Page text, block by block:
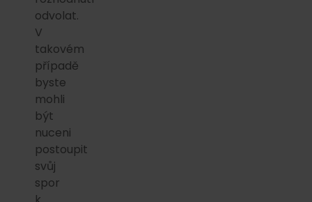
odvolat.
V
takovém
případě
byste
mohli
být
nuceni
postoupit
svůj
spor